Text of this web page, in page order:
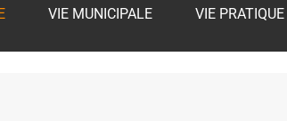
VIE MUNICIPALE VIE PRATIQUE